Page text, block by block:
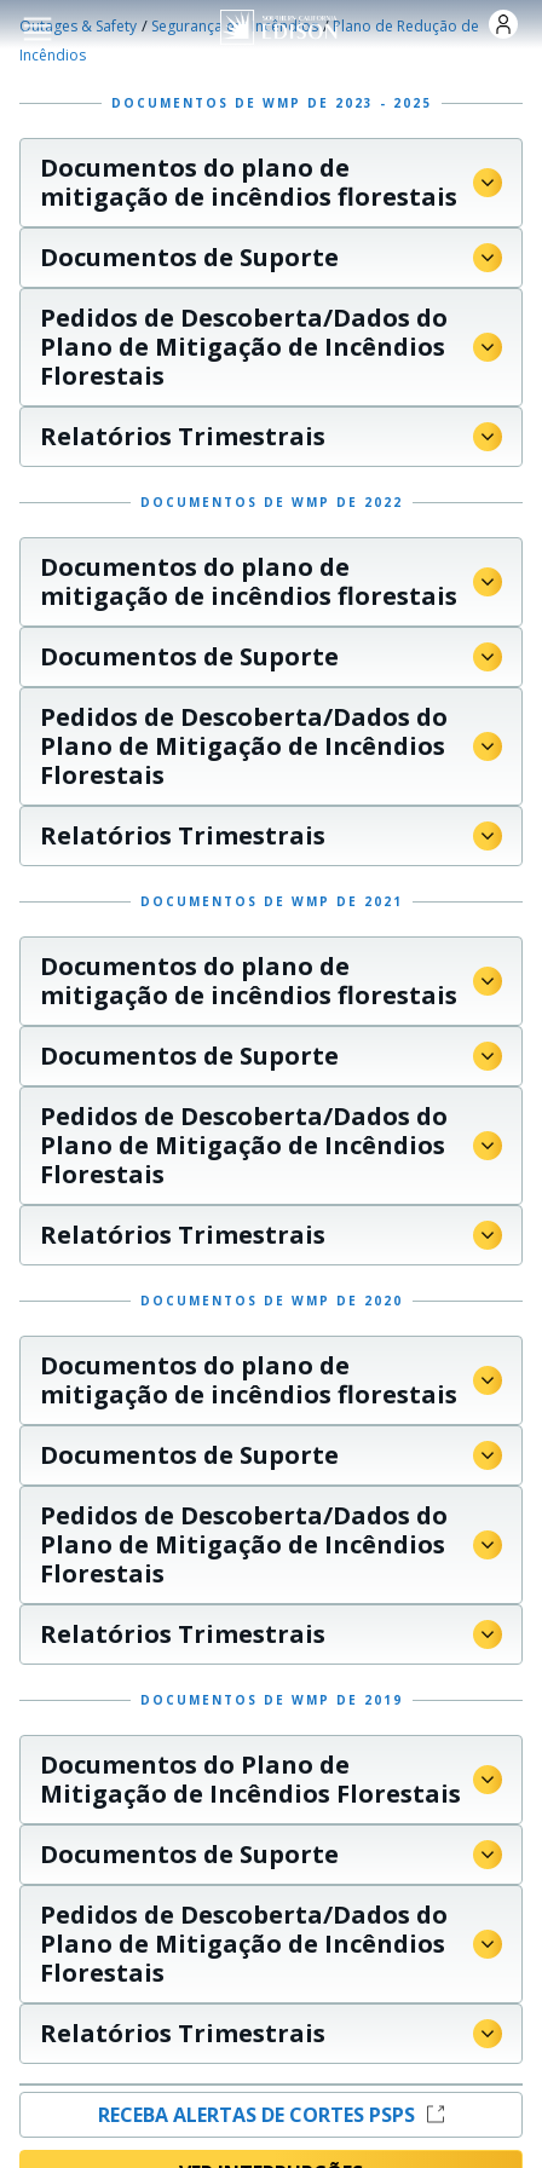
Skip to main content
Outages & Safety /Segurança em Incêndios /Plano de Redução de
Incêndios
DOCUMENTOS DE WMP DE 2023 - 2025
Documentos do plano de
mitigação de incêndios florestais
Documentos de Suporte
Pedidos de Descoberta/Dados do
Plano de Mitigação de Incêndios
Florestais
Relatórios Trimestrais
DOCUMENTOS DE WMP DE 2022
Documentos do plano de
mitigação de incêndios florestais
Documentos de Suporte
Pedidos de Descoberta/Dados do
Plano de Mitigação de Incêndios
Florestais
Relatórios Trimestrais
DOCUMENTOS DE WMP DE 2021
Documentos do plano de
mitigação de incêndios florestais
Documentos de Suporte
Pedidos de Descoberta/Dados do
Plano de Mitigação de Incêndios
Florestais
Relatórios Trimestrais
DOCUMENTOS DE WMP DE 2020
Documentos do plano de
mitigação de incêndios florestais
Documentos de Suporte
Pedidos de Descoberta/Dados do
Plano de Mitigação de Incêndios
Florestais
Relatórios Trimestrais
DOCUMENTOS DE WMP DE 2019
Documentos do Plano de
Mitigação de Incêndios Florestais
Documentos de Suporte
Pedidos de Descoberta/Dados do
Plano de Mitigação de Incêndios
Florestais
Relatórios Trimestrais
RECEBA ALERTAS DE CORTES PSPS